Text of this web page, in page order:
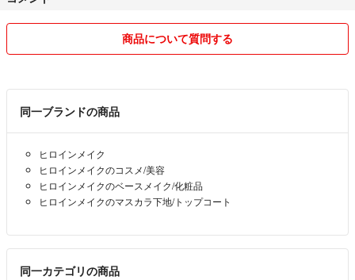
商品について質問する
同一ブランドの商品
ヒロインメイク
ヒロインメイクのコスメ/美容
ヒロインメイクのベースメイク/化粧品
ヒロインメイクのマスカラ下地/トップコート
同一カテゴリの商品